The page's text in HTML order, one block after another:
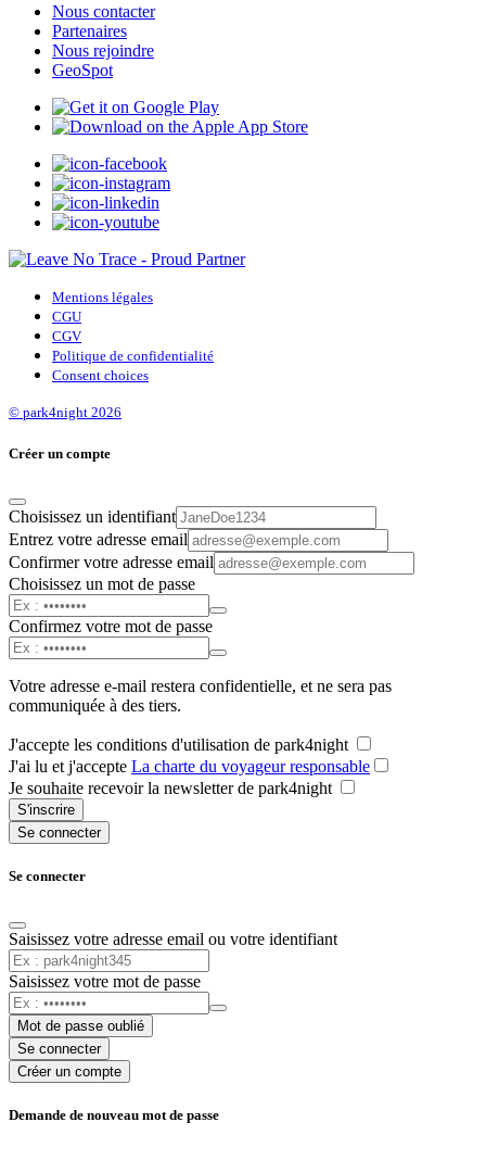
Nous contacter
Partenaires
Nous rejoindre
GeoSpot
Mentions légales
CGU
CGV
Politique de confidentialité
Consent choices
© park4night 2026
Créer un compte
Choisissez un identifiant
Entrez votre adresse email
Confirmer votre adresse email
Choisissez un mot de passe
Confirmez votre mot de passe
Votre adresse e-mail restera confidentielle, et ne sera pas
communiquée à des tiers.
J'accepte les conditions d'utilisation de park4night
J'ai lu et j'accepte La charte du voyageur responsable
Je souhaite recevoir la newsletter de park4night
S'inscrire
Se connecter
Se connecter
Saisissez votre adresse email ou votre identifiant
Saisissez votre mot de passe
Mot de passe oublié
Se connecter
Créer un compte
Demande de nouveau mot de passe